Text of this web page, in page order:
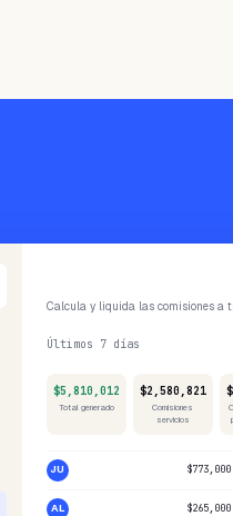
Calcula y liquida las comisiones a
Últimos 7 días
$5,810,012
Total generado
$2,580,821
Comisiones
servicios
JU $773,000
AL $265,000